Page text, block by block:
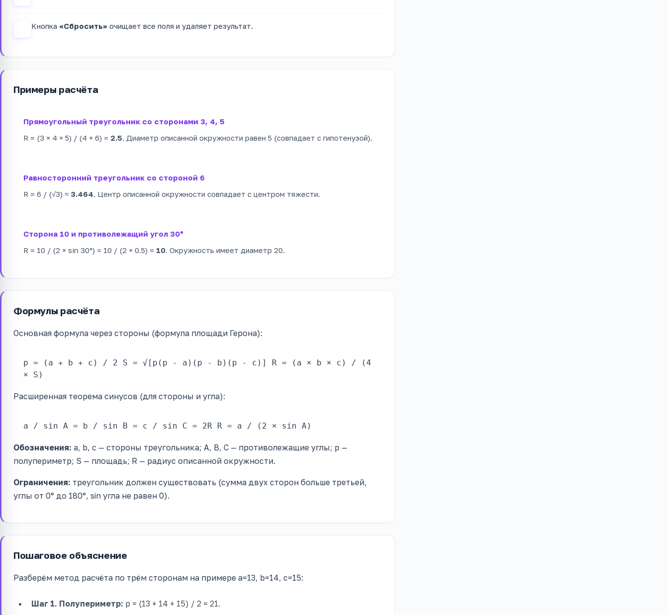
Кнопка «Сбросить» очищает все поля и удаляет результат.
Примеры расчёта
Прямоугольный треугольник со сторонами 3, 4, 5
R = (3 × 4 × 5) / (4 × 6) = 2.5. Диаметр описанной окружности равен 5 (совпадает с гипотенузой).
Равносторонний треугольник со стороной 6
R = 6 / (√3) ≈ 3.464. Центр описанной окружности совпадает с центром тяжести.
Сторона 10 и противолежащий угол 30°
R = 10 / (2 × sin 30°) = 10 / (2 × 0.5) = 10. Окружность имеет диаметр 20.
Формулы расчёта
Основная формула через стороны (формула площади Герона):
p = (a + b + c) / 2 S = √[p(p - a)(p - b)(p - c)]
R = (a × b × c) / (4
× S)
Расширенная теорема синусов (для стороны и угла):
a / sin A = b / sin B = c / sin C = 2R R = a / (2 × sin A)
Обозначения: a, b, c — стороны треугольника; A, B, C — противолежащие углы; p —
полупериметр; S — площадь; R — радиус описанной окружности.
Ограничения: треугольник должен существовать (сумма двух сторон больше третьей,
углы от 0° до 180°, sin угла не равен 0).
Пошаговое объяснение
Разберём метод расчёта по трём сторонам на примере a=13, b=14, c=15:
Шаг 1. Полупериметр: p = (13 + 14 + 15) / 2 = 21.